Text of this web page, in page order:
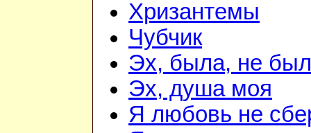
Хризантемы
Чубчик
Эх, была, не
Эх, душа моя
Я любовь не